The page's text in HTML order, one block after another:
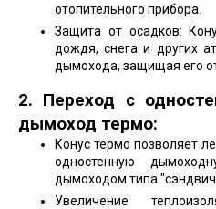
отопительного прибора.
Защита от осадков:
дождя, снега и других
дымохода, защищая его
2. Переход с
дымоход термо:
Конус термо позволяет
одностенную
дымоходом типа
Увеличение